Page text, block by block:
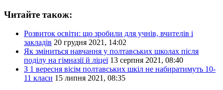
Читайте також:
Розвиток освіти: що зробили для учнів, вчителів і
закладів 20 грудня 2021, 14:02
Як зміниться навчання у полтавських школах після
поділу на гімназії й ліцеї 13 серпня 2021, 08:40
З 1 вересня вісім полтавських шкіл не набиратимуть 10-
11 класи 15 липня 2021, 08:35